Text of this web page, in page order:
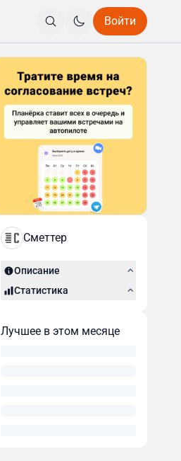
Войти
Сметтер
Описание
Статистика
Лучшее в этом месяце